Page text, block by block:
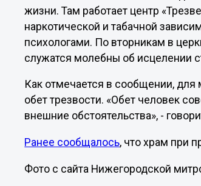
жизни. Там работает центр
наркотической и табачной
психологами. По вторникам в
служатся молебны об исцелении
Как отмечается в сообщении, для
обет трезвости. «Обет человек
внешние обстоятельства», -
Ранее сообщалось, что храм при
Фото с сайта Нижегородской